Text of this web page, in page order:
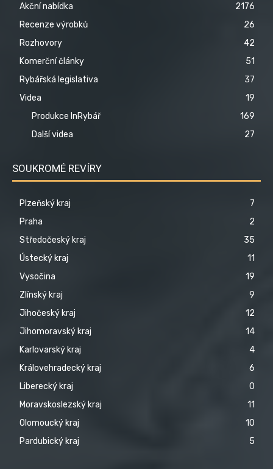
Akční nabídka
2176
Recenze výrobků
26
Rozhovory
42
Komerční články
51
Rybářská legislativa
37
Videa
19
Produkce InRybář
169
Další videa
27
SOUKROMÉ REVÍRY
Plzeňský kraj
7
Praha
2
Středočeský kraj
35
Ústecký kraj
11
Vysočina
19
Zlínský kraj
9
Jihočeský kraj
12
Jihomoravský kraj
14
Karlovarský kraj
4
Královehradecký kraj
6
Liberecký kraj
0
Moravskoslezský kraj
11
Olomoucký kraj
10
Pardubický kraj
5